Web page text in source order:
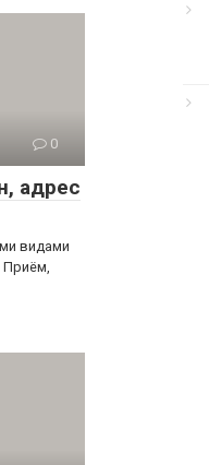
0
адрес
видами
Приём,